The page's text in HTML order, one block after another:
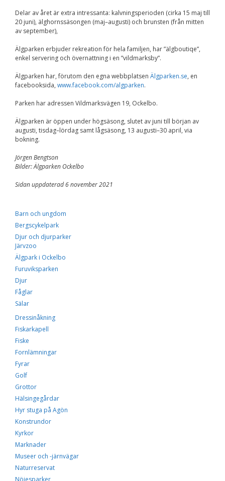
Delar av året är extra intressanta: kalvningsperioden (cirka 15 maj till
20 juni), älghornssäsongen (maj–augusti) och brunsten (från mitten
av september),
Älgparken erbjuder rekreation för hela familjen, har ”älgboutiqe”,
enkel servering och övernattning i en ”vildmarksby”.
Älgparken har, förutom den egna webbplatsen Älgparken.se, en
facebooksida, www.facebook.com/algparken.
Parken har adressen Vildmarksvägen 19, Ockelbo.
Älgparken är öppen under högsäsong, slutet av juni till början av
augusti, tisdag–lördag samt lågsäsong, 13 augusti–30 april, via
bokning.
Jörgen Bengtson
Bilder: Älgparken Ockelbo
Sidan uppdaterad 6 november 2021
Barn och ungdom
Bergscykelpark
Djur och djurparker
Järvzoo
Älgpark i Ockelbo
Furuviksparken
Djur
Fåglar
Sälar
Dressinåkning
Fiskarkapell
Fiske
Fornlämningar
Fyrar
Golf
Grottor
Hälsingegårdar
Hyr stuga på Agön
Konstrundor
Kyrkor
Marknader
Museer och -järnvägar
Naturreservat
hemsida ska
prestera så bra
under ditt
besök. Om du
kakorna
funktionalitet
att försvinna
från